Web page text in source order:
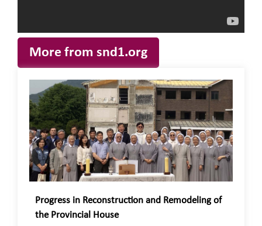
More from snd1.org
Progress in Reconstruction and Remodeling of
the Provincial House